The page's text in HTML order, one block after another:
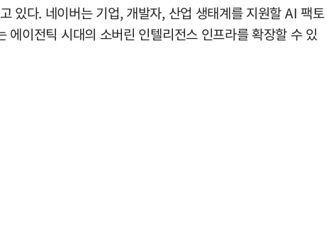
있다. 네이버는 기업, 개발자, 산업 생태계를 지원할 AI 팩토
이전틱 시대의 소버린 인텔리전스 인프라를 확장할 수 있